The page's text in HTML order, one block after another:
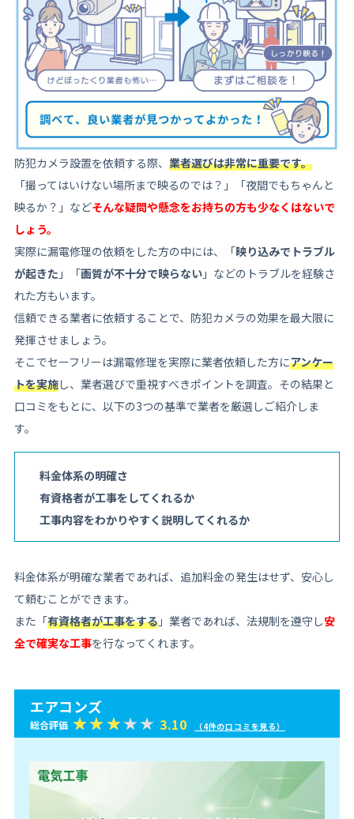
防犯カメラ設置を依頼する際、 業者選びは非常に重要です。
「撮ってはいけない場所まで映るのでは？」「夜間でもちゃんと
映るか？」などそんな疑問や懸念をお持ちの方も少なくはないで
しょう。
実際に漏電修理の依頼をした方の中には、「映り込みでトラブル
が起きた 」「画質が不十分で映らない」などのトラブルを経験さ
れた方もいます。
信頼できる業者に依頼することで、防犯カメラの効果を最大限に
発揮させましょう。
そこでセーフリーは漏電修理を実際に業者依頼した方にアンケー
トを実施し、業者選びで重視すべきポイントを調査。その結果と
口コミをもとに、以下の3つの基準で業者を厳選しご紹介しま
す。
料金体系の明確さ
有資格者が工事をしてくれるか
工事内容をわかりやすく説明してくれるか
料金体系が明確な業者であれば、追加料金の発生はせず、安心し
て頼むことができます。
また「有資格者が工事をする」業者であれば、法規制を遵守し安
全で確実な工事を行なってくれます。
エアコンズ
総合評価 3.10 （4件の口コミを見る）